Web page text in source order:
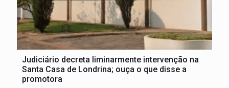
Judiciário decreta liminarmente intervenção na
Santa Casa de Londrina; ouça o que disse a
promotora